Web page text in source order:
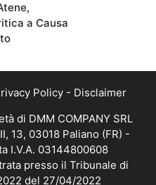
a Causa
Policy - Disclaimer
di DMM COMPANY SRL
13, 03018 Paliano (FR) -
I.V.A. 03144800608
presso il Tribunale di
del 27/04/2022